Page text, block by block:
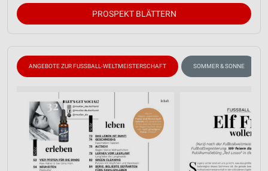
PROSPEKT BLÄTTERN
ANGEBOTE ZUR FUSSBALL-WELTMEISTERSCHAFT SOMMER & SONNE